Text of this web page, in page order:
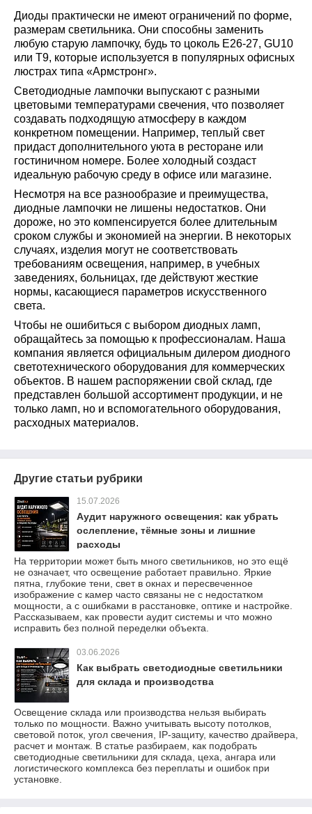
Диоды практически не имеют ограничений по форме,
размерам светильника. Они способны заменить
любую старую лампочку, будь то цоколь E26-27, GU10
или T9, которые используется в популярных офисных
люстрах типа «Армстронг».
Светодиодные лампочки выпускают с разными
цветовыми температурами свечения, что позволяет
создавать подходящую атмосферу в каждом
конкретном помещении. Например, теплый свет
придаст дополнительного уюта в ресторане или
гостиничном номере. Более холодный создаст
идеальную рабочую среду в офисе или магазине.
Несмотря на все разнообразие и преимущества,
диодные лампочки не лишены недостатков. Они
дороже, но это компенсируется более длительным
сроком службы и экономией на энергии. В некоторых
случаях, изделия могут не соответствовать
требованиям освещения, например, в учебных
заведениях, больницах, где действуют жесткие
нормы, касающиеся параметров искусственного
света.
Чтобы не ошибиться с выбором диодных ламп,
обращайтесь за помощью к профессионалам. Наша
компания является официальным дилером диодного
светотехнического оборудования для коммерческих
объектов. В нашем распоряжении свой склад, где
представлен большой ассортимент продукции, и не
только ламп, но и вспомогательного оборудования,
расходных материалов.
Другие статьи рубрики
15.07.2026
Аудит наружного освещения: как убрать
ослепление, тёмные зоны и лишние
расходы
На территории может быть много светильников, но это ещё
не означает, что освещение работает правильно. Яркие
пятна, глубокие тени, свет в окнах и пересвеченное
изображение с камер часто связаны не с недостатком
мощности, а с ошибками в расстановке, оптике и настройке.
Рассказываем, как провести аудит системы и что можно
исправить без полной переделки объекта.
03.06.2026
Как выбрать светодиодные светильники
для склада и производства
Освещение склада или производства нельзя выбирать
только по мощности. Важно учитывать высоту потолков,
световой поток, угол свечения, IP-защиту, качество драйвера,
расчет и монтаж. В статье разбираем, как подобрать
светодиодные светильники для склада, цеха, ангара или
логистического комплекса без переплаты и ошибок при
установке.